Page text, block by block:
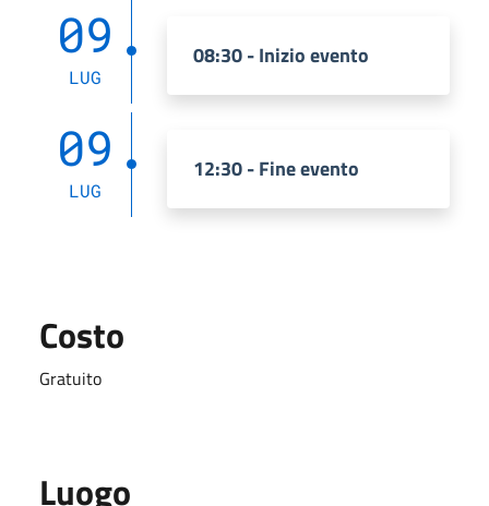
09
LUG
08:30 - Inizio evento
09
LUG
12:30 - Fine evento
Costo
Gratuito
Luogo